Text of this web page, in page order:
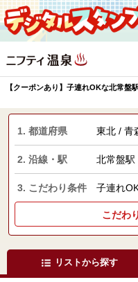
【クーポンあり】子連れOKな北常盤
1. 都道府県 東北 / 青
2. 沿線・駅 北常盤駅
3. こだわり条件 子連れ
こだわ
リストから探す